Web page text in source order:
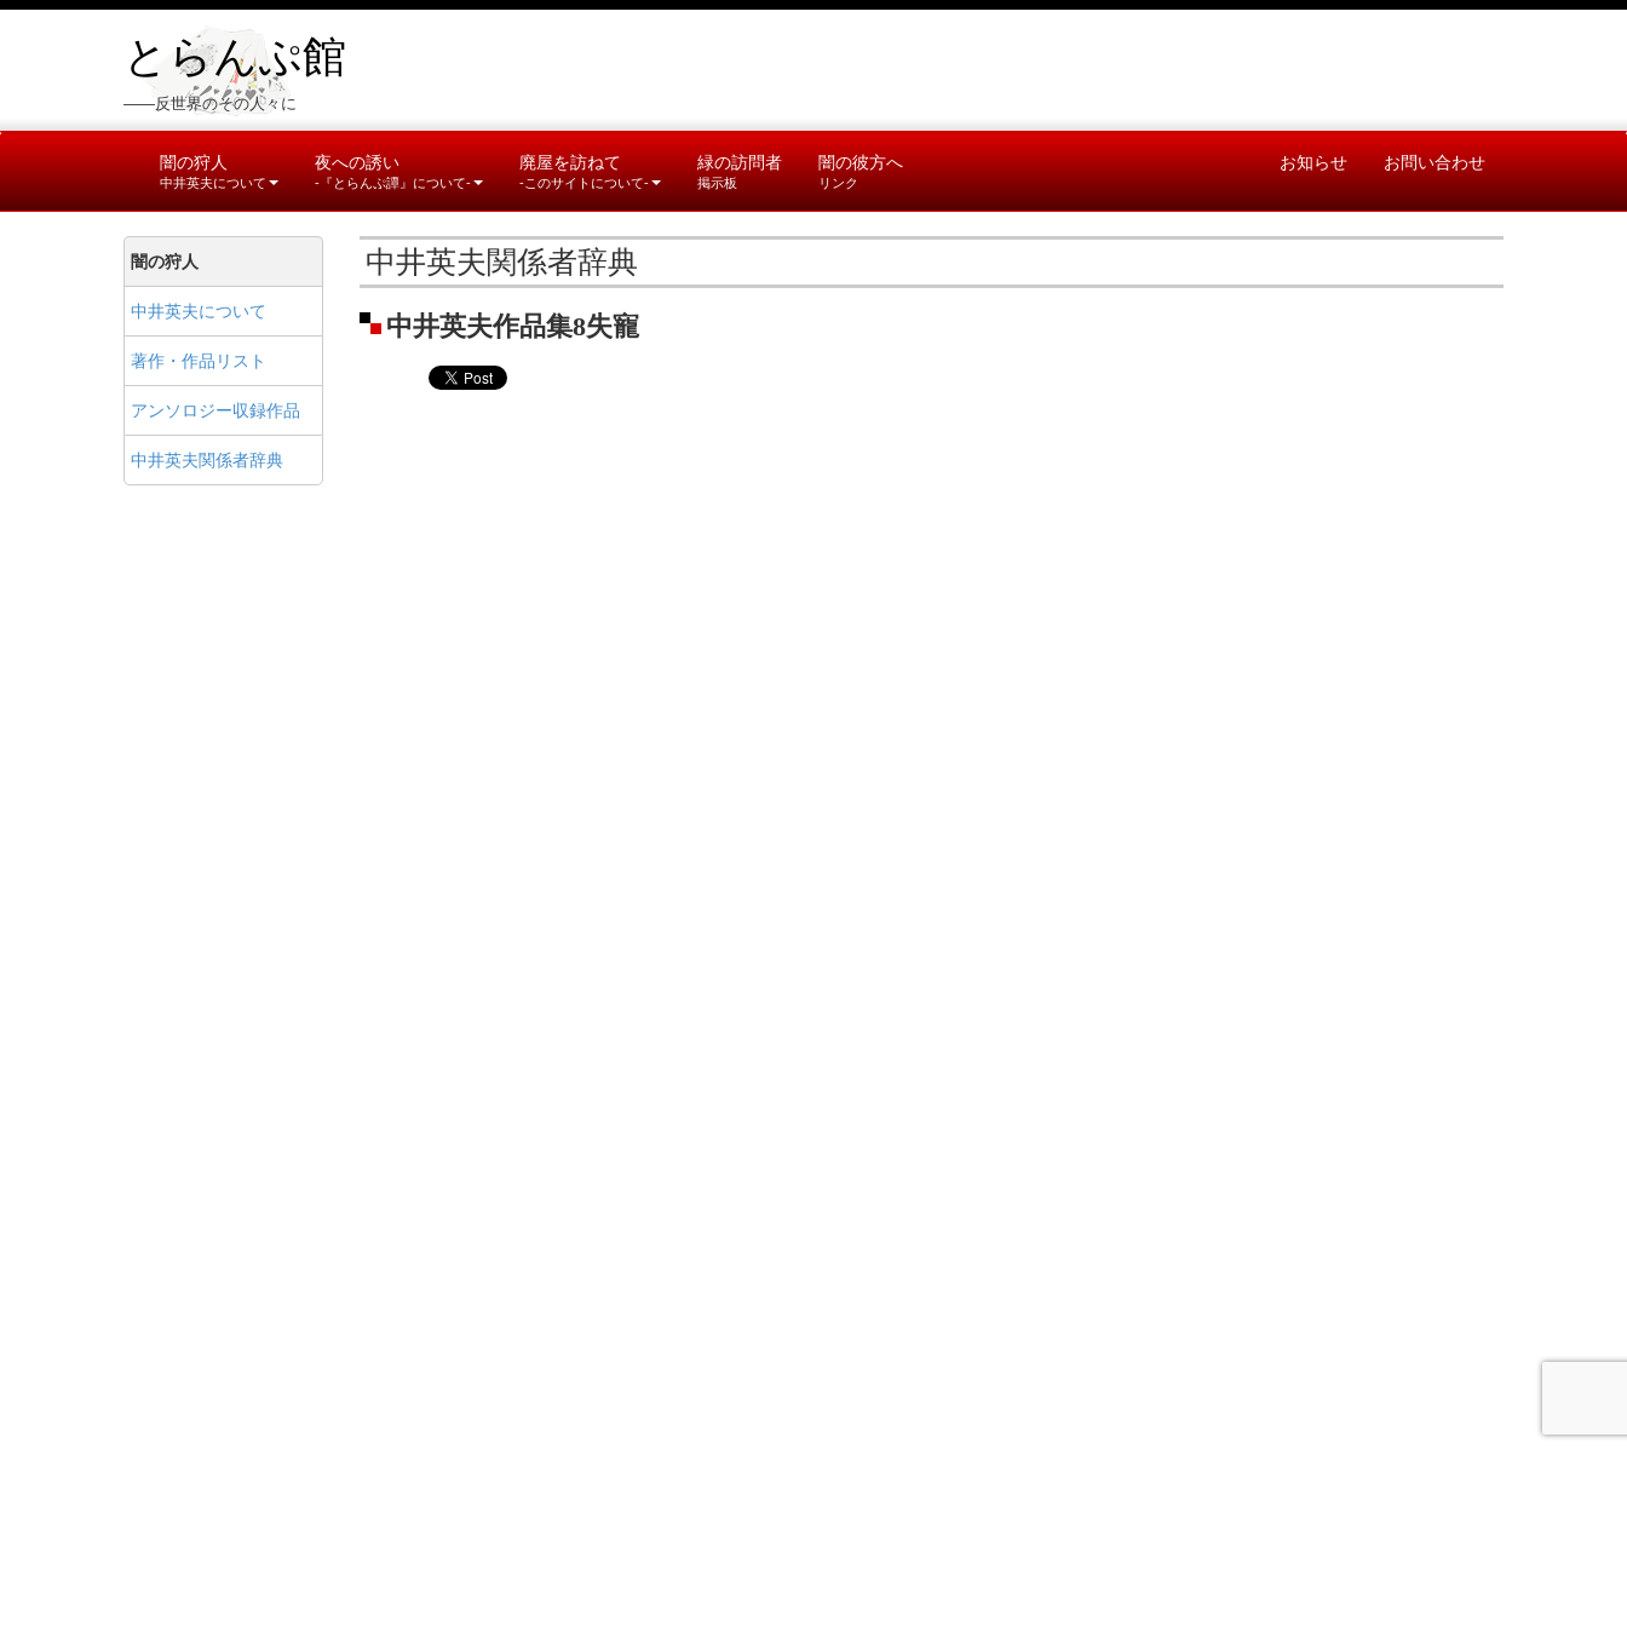
とらんぷ館
――反世界のその人々に
闇の狩人
中井英夫について
夜への誘い
-『とらんぷ譚』について-
廃屋を訪ねて
-このサイトについて-
緑の訪問者
掲示板
闇の彼方へ
リンク
お知らせ お問い合わせ
闇の狩人
中井英夫について
著作・作品リスト
アンソロジー収録作品
中井英夫関係者辞典
中井英夫関係者辞典
中井英夫作品集8失寵